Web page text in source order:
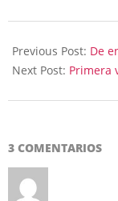
05-
17
Previous Post: De
Next Post: Primera
3 COMENTARIOS